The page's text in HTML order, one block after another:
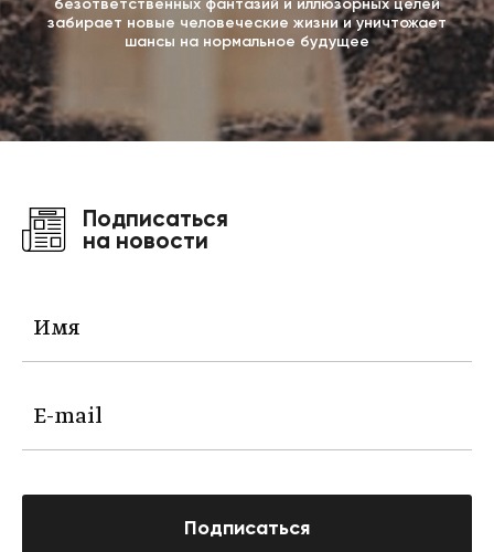
забирает новые человеческие жизни и уничтожает
шансы на нормальное будущее
Подписаться
на новости
Подписаться